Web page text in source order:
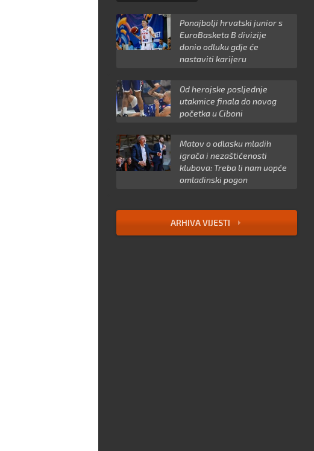
Ponajbolji hrvatski junior s
EuroBasketa B divizije
donio odluku gdje će
nastaviti karijeru
Od herojske posljednje
utakmice finala do novog
početka u Ciboni
Matov o odlasku mladih
igrača i nezaštićenosti
klubova: Treba li nam uopće
omladinski pogon
ARHIVA VIJESTI